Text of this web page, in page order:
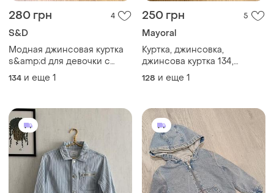
280 грн 4
S&D
Модная джинсовая куртка
s&amp;d для девочки с
лампасами и значками -
10-12р
134 и еще 1
250 грн 5
Mayoral
Куртка, джинсовка,
джинсова куртка 134,
mayoralty
128 и еще 1